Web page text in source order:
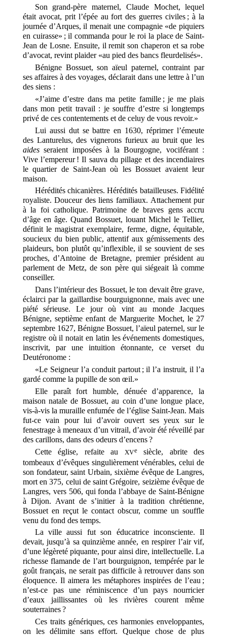
Son grand-père maternel, Claude Mochet, lequel
était avocat, prit l’épée au fort des guerres civiles ; à la
journée d’Arques, il menait une compagnie «de piquiers
en cuirasse» ; il commanda pour le roi la place de Saint-
Jean de Losne. Ensuite, il remit son chaperon et sa robe
d’avocat, revint plaider «au pied des bancs fleurdelisés».
Bénigne Bossuet, son aïeul paternel, contraint par
ses affaires à des voyages, déclarait dans une lettre à l’un
des siens :
«J’aime d’estre dans ma petite famille ; je me plais
dans mon petit travail : je souffre d’estre si longtemps
privé de ces contentements et de celuy de vous revoir.»
Lui aussi dut se battre en 1630, réprimer l’émeute
des Lanturelus, des vignerons furieux au bruit que les
aidesseraient imposées à la Bourgogne, vociférant :
Vive l’empereur ! Il sauva du pillage et des incendiaires
le quartier de Saint-Jean où les Bossuet avaient leur
maison.
Hérédités chicanières. Hérédités batailleuses. Fidélité
royaliste. Douceur des liens familiaux. Attachement pur
à la foi catholique. Patrimoine de braves gens accru
d’âge en âge. Quand Bossuet, louant Michel le Tellier,
définit le magistrat exemplaire, ferme, digne, équitable,
soucieux du bien public, attentif aux gémissements des
plaideurs, bon plutôt qu’inflexible, il se souvient de ses
proches, d’Antoine de Bretagne, premier président au
parlement de Metz, de son père qui siégeait là comme
conseiller.
Dans l’intérieur des Bossuet, le ton devait être grave,
éclairci par la gaillardise bourguignonne, mais avec une
piété sérieuse. Le jour où vint au monde Jacques
Bénigne, septième enfant de Marguerite Mochet, le 27
septembre 1627, Bénigne Bossuet, l’aïeul paternel, sur le
registre où il notait en latin les événements domestiques,
inscrivit, par une intuition étonnante, ce verset du
Deutéronome :
«Le Seigneur l’a conduit partout ; il l’a instruit, il l’a
gardé comme la pupille de son œil.»
Elle paraît fort humble, dénuée d’apparence, la
maison natale de Bossuet, au coin d’une longue place,
vis-à-vis la muraille enfumée de l’église Saint-Jean. Mais
fut-ce vain pour lui d’avoir ouvert ses yeux sur le
fenestrage à meneaux d’un vitrail, d’avoir été réveillé par
des carillons, dans des odeurs d’encens ?
Cette église, refaite au
XVesiècle, abrite des
tombeaux d’évêques singulièrement vénérables, celui de
son fondateur, saint Urbain, sixième évêque de Langres,
mort en 375, celui de saint Grégoire, seizième évêque de
Langres, vers 506, qui fonda l’abbaye de Saint-Bénigne
à Dijon. Avant de s’initier à la tradition chrétienne,
Bossuet en reçut le contact obscur, comme un souffle
venu du fond des temps.
La ville aussi fut son éducatrice inconsciente. Il
devait, jusqu’à sa quinzième année, en respirer l’air vif,
d’une légèreté piquante, pour ainsi dire, intellectuelle. La
richesse flamande de l’art bourguignon, tempérée par le
goût français, ne serait pas difficile à retrouver dans son
éloquence. Il aimera les métaphores inspirées de l’eau ;
n’est-ce pas une réminiscence d’un pays nourricier
d’eaux jaillissantes où les rivières courent même
souterraines ?
Ces traits génériques, ces harmonies enveloppantes,
on les délimite sans effort. Quelque chose de plus